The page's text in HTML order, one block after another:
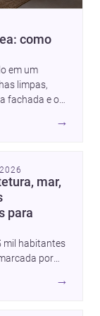
como
em um
limpas,
fachada e o
→
mar,
para
mil habitantes
por
de Arte
→